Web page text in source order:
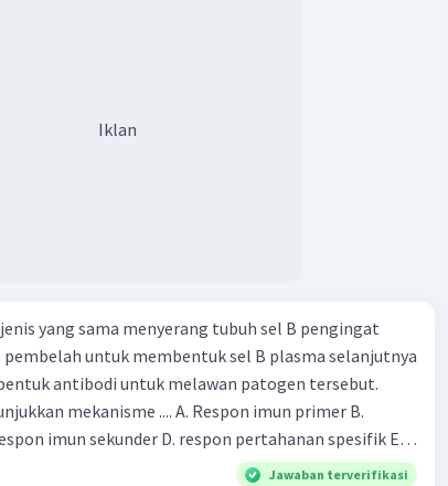
Iklan
yang sama menyerang tubuh sel B pengingat
untuk membentuk sel B plasma selanjutnya
antibodi untuk melawan patogen tersebut.
mekanisme .... A. Respon imun primer B.
imun sekunder D. respon pertahanan spesifik E.
Jawaban terverifikasi